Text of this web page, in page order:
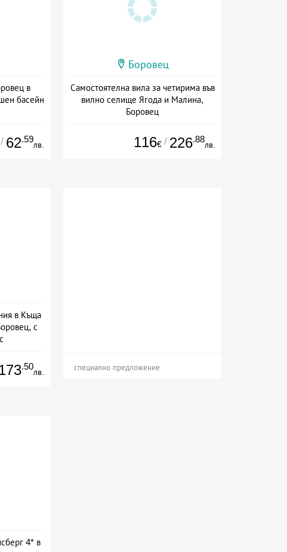
в
басейн
/ 62.59
лв.
Боровец
Самостоятелна вила за четирима във
вилно селище Ягода и Малина,
Боровец
116€ / 226.88
лв.
в Къща
с
.50
лв. специално предложение
4* в